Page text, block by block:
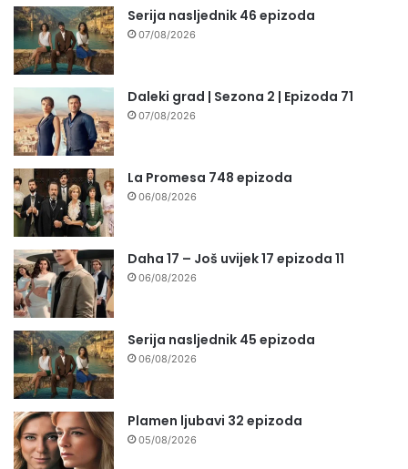
Serija nasljednik 46 epizoda
07/08/2026
Daleki grad | Sezona 2 | Epizoda 71
07/08/2026
La Promesa 748 epizoda
06/08/2026
Daha 17 – Još uvijek 17 epizoda 11
06/08/2026
Serija nasljednik 45 epizoda
06/08/2026
Plamen ljubavi 32 epizoda
05/08/2026